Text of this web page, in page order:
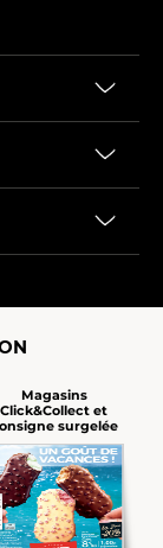
Magasins
Click&Collect et
surgelée